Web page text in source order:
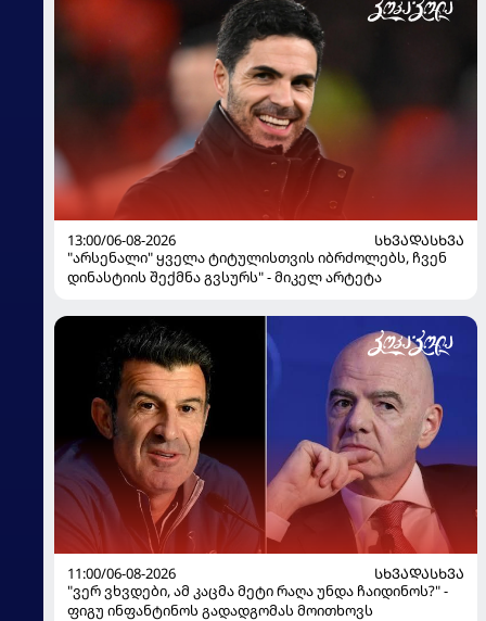
13:00/06-08-2026
ᲡᲮᲕᲐᲓᲐᲡᲮᲕᲐ
"არსენალი" ყველა ტიტულისთვის იბრძოლებს, ჩვენ
დინასტიის შექმნა გვსურს" - მიკელ არტეტა
11:00/06-08-2026
ᲡᲮᲕᲐᲓᲐᲡᲮᲕᲐ
"ვერ ვხვდები, ამ კაცმა მეტი რაღა უნდა ჩაიდინოს?" -
ფიგუ ინფანტინოს გადადგომას მოითხოვს